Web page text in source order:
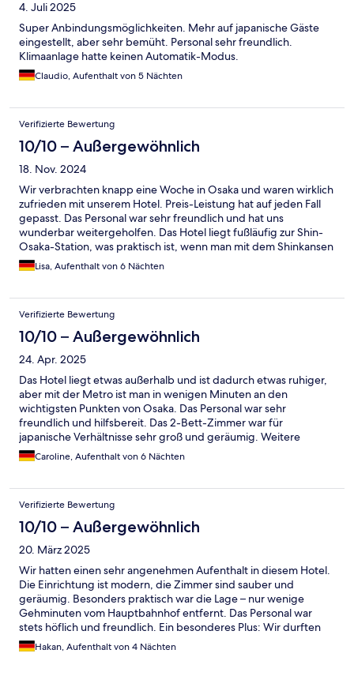
4. Juli 2025
Super Anbindungsmöglichkeiten. Mehr auf japanische Gäste
eingestellt, aber sehr bemüht. Personal sehr freundlich.
Klimaanlage hatte keinen Automatik-Modus.
Claudio, Aufenthalt von 5 Nächten
Verifizierte Bewertung
10/10 – Außergewöhnlich
18. Nov. 2024
Wir verbrachten knapp eine Woche in Osaka und waren wirklich
zufrieden mit unserem Hotel. Preis-Leistung hat auf jeden Fall
gepasst. Das Personal war sehr freundlich und hat uns
wunderbar weitergeholfen. Das Hotel liegt fußläufig zur Shin-
Osaka-Station, was praktisch ist, wenn man mit dem Shinkansen
reist oder auch Ausflüge nach Kyoto etc. machen möchte. In der
Nähe ist auch eine Metro Station, mit der man auch gut zu
es auch in der direkten Umgebung.
Lisa, Aufenthalt von 6 Nächten
Verifizierte Bewertung
10/10 – Außergewöhnlich
24. Apr. 2025
Das Hotel liegt etwas außerhalb und ist dadurch etwas ruhiger,
aber mit der Metro ist man in wenigen Minuten an den
wichtigsten Punkten von Osaka. Das Personal war sehr
freundlich und hilfsbereit. Das 2-Bett-Zimmer war für
japanische Verhältnisse sehr groß und geräumig. Weitere
Annehmlichkeiten wie Waschmaschinen, Mikrowelle usw sind
auch vorhanden. Wenn man eine etwas ruhigere Unterkunft
absolut empfehlenswert!
Caroline, Aufenthalt von 6 Nächten
Verifizierte Bewertung
10/10 – Außergewöhnlich
20. März 2025
Wir hatten einen sehr angenehmen Aufenthalt in diesem Hotel.
Die Einrichtung ist modern, die Zimmer sind sauber und
geräumig. Besonders praktisch war die Lage – nur wenige
Gehminuten vom Hauptbahnhof entfernt. Das Personal war
stets höflich und freundlich. Ein besonderes Plus: Wir durften
unser Zimmer bereits eine Stunde früher beziehen, was den
Check-in sehr entspannt machte. Eine clevere Idee fand ich
Hakan, Aufenthalt von 4 Nächten